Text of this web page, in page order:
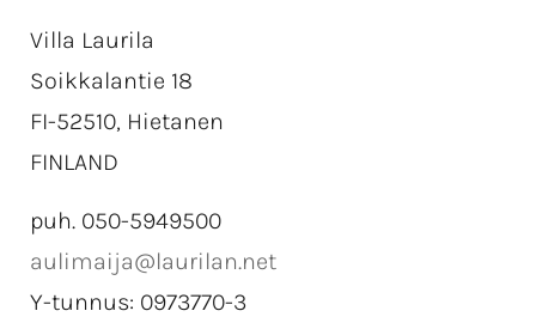
Villa Laurila
Soikkalantie 18
FI-52510, Hietanen
FINLAND
puh. 050-5949500
aulimaija@laurilan.net
Y-tunnus: 0973770-3